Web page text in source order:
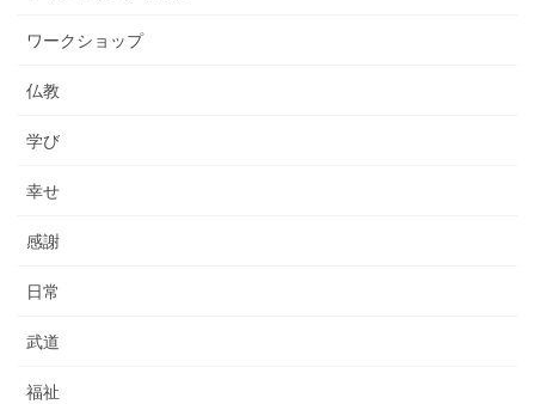
ワークショップ
仏教
学び
幸せ
感謝
日常
武道
福祉